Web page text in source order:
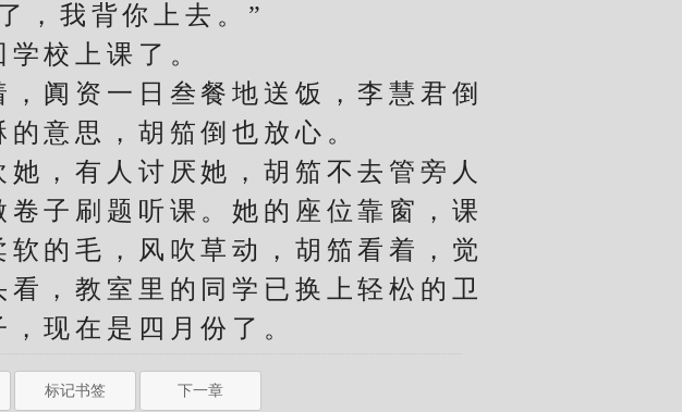
，我背你上去。”
校上课了。
阗资一日叁餐地送饭，李慧君倒
意思，胡笳倒也放心。
，有人讨厌她，胡笳不去管旁人
子刷题听课。她的座位靠窗，课
的毛，风吹草动，胡笳看着，觉
，教室里的同学已换上轻松的卫
现在是四月份了。
标记书签 下一章